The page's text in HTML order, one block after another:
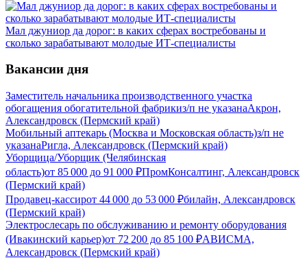
Мал джуниор да дорог: в каких сферах востребованы и
сколько зарабатывают молодые ИТ-специалисты
Вакансии дня
Заместитель начальника производственного участка
обогащения обогатительной фабрикиз/п не указанаАкрон,
Александровск (Пермский край)
Мобильный аптекарь (Москва и Московская область)з/п не
указанаРигла, Александровск (Пермский край)
Уборщица/Уборщик (Челябинская
область)от 85 000 до 91 000 ₽ПромКонсалтинг, Александровск
(Пермский край)
Продавец-кассирот 44 000 до 53 000 ₽билайн, Александровск
(Пермский край)
Электрослесарь по обслуживанию и ремонту оборудования
(Ивакинский карьер)от 72 200 до 85 100 ₽АВИСМА,
Александровск (Пермский край)